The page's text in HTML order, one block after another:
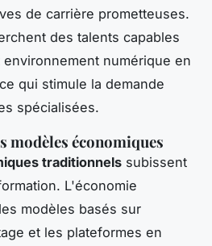
de carrière prometteuses.
des talents capables
numérique en
qui stimule la demande
spécialisées.
économiques
traditionnels subissent
L'économie
modèles basés sur
et les plateformes en